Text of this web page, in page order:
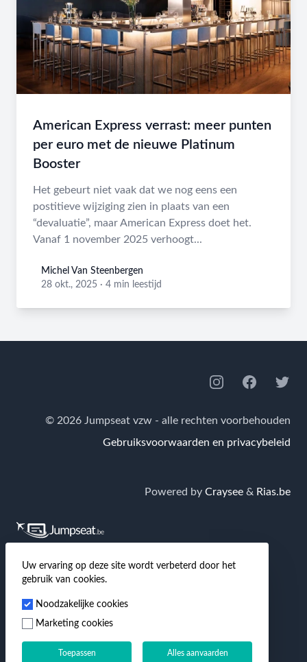
American Express verrast: meer punten
per euro met de nieuwe Platinum
Booster
Het gebeurt niet vaak dat we nog eens een
postitieve wijziging zien in plaats van een
“devaluatie”, maar American Express doet het.
Vanaf 1 november 2025 verhoogt...
Michel Van Steenbergen
Michel Van Steenbergen
28 okt., 2025 · 4 min leestijd
InstagramFacebookTwitter
© 2026 Jumpseat vzw - alle rechten voorbehouden
Gebruiksvoorwaarden en privacybeleid
Powered by Craysee & Rias.be
Jumpseat.beis de grootste Nederlandstalige
community van en voor reizigers waar je terecht kan
voor tips & tricks over goedkoop reizen, hotels,
luchtvaart en veel meer!
Uw ervaring op deze site wordt verbeterd door het
gebruik van cookies.
Noodzakelijke cookies
Marketing cookies
Toepassen Alles aanvaarden